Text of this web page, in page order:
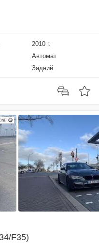
2010 г.
Автомат
Задний
F35)